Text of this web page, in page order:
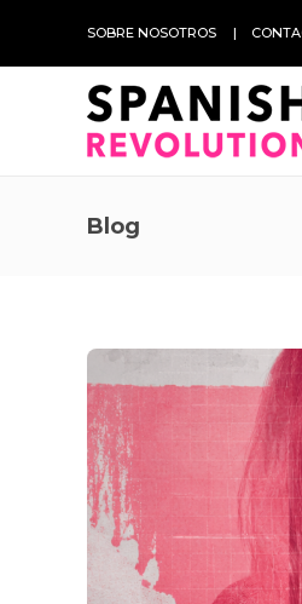
SOBRE NOSOTROS
Blog